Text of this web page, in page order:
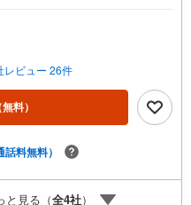
でのお問い合わせがスムーズで
ペーン対象店舗】当店で物件
がもらえる「Yahoo！不動産
対象になります。「資料をも
ボタンからお問い合わせくださ
IDでログインしてください。※P
これからも楽しく素敵なお家
ス溝の口に相談してみません
レビュー 26件
無料）
話料無料）
と見る（全4社）